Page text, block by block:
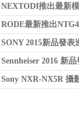
NEXTODI推出最新
RODE最新推出
SONY 2015新品發表
Sennheiser 2016 新
Sony NXR-NX5R 攝